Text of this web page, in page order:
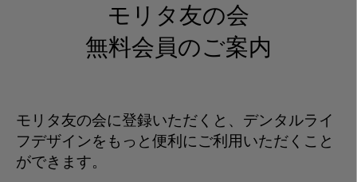
モリタ友の会
無料会員のご案内
モリタ友の会に登録いただくと、デンタルライ
フデザインをもっと便利にご利用いただくこと
ができます。